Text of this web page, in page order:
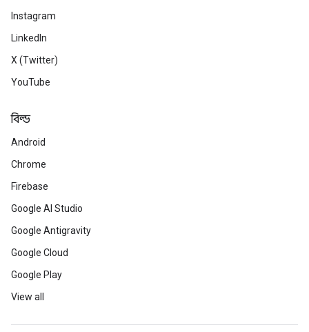
Instagram
LinkedIn
X (Twitter)
YouTube
বিল্ড
Android
Chrome
Firebase
Google AI Studio
Google Antigravity
Google Cloud
Google Play
View all